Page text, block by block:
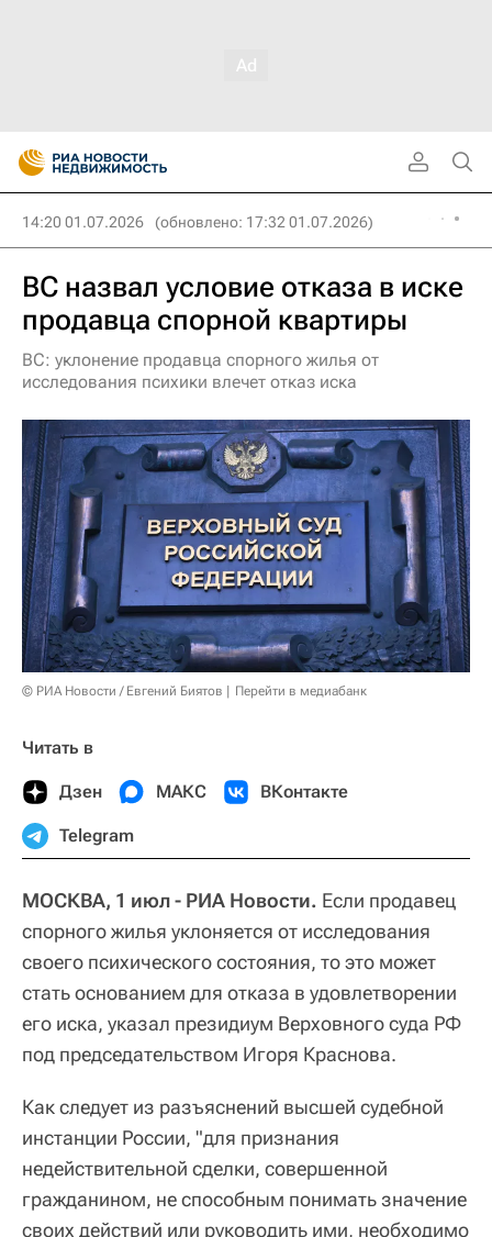
14:20 01.07.2026 (обновлено: 17:32 01.07.2026)
ВС назвал условие отказа в иске
продавца спорной квартиры
ВС: уклонение продавца спорного жилья от
исследования психики влечет отказ иска
© РИА Новости / Евгений Биятов Перейти в медиабанк
Читать в
Дзен МАКС ВКонтакте
Telegram
МОСКВА, 1 июл - РИА Новости. Если продавец
спорного жилья уклоняется от исследования
своего психического состояния, то это может
стать основанием для отказа в удовлетворении
его иска, указал президиум Верховного суда РФ
под председательством Игоря Краснова.
Как следует из разъяснений высшей судебной
инстанции России, "для признания
недействительной сделки, совершенной
гражданином, не способным понимать значение
своих действий или руководить ими, необходимо